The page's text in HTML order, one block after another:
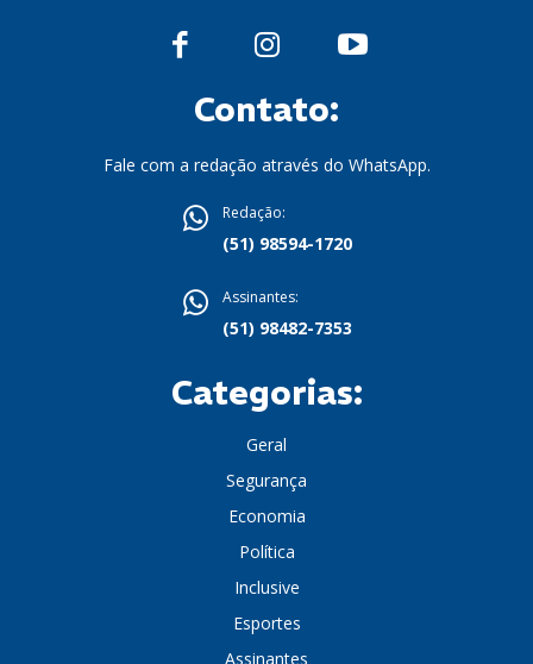
Contato:
Fale com a redação através do WhatsApp.
Redação:
(51) 98594-1720
Assinantes:
(51) 98482-7353
Categorias:
Geral
Segurança
Economia
Política
Inclusive
Esportes
Assinantes